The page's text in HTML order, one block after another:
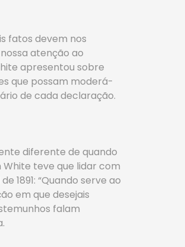
fatos devem nos
atenção ao
apresentou sobre
que possam moderá-
de cada declaração.
diferente de quando
White teve que lidar com
1891: “Quando serve ao
em que desejais
falam